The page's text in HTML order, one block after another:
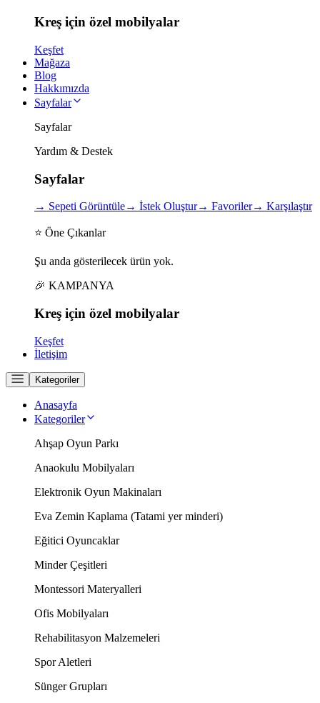
Kreş için özel mobilyalar
Keşfet
Mağaza
Blog
Hakkımızda
Sayfalar
Sayfalar
Yardım & Destek
Sayfalar
→ Sepeti Görüntüle→ İstek Oluştur→ Favoriler→ Karşılaştır
⭐ Öne Çıkanlar
Şu anda gösterilecek ürün yok.
🎉 KAMPANYA
Kreş için özel mobilyalar
Keşfet
İletişim
Kategoriler
Anasayfa
Kategoriler
Ahşap Oyun Parkı
Anaokulu Mobilyaları
Elektronik Oyun Makinaları
Eva Zemin Kaplama (Tatami yer minderi)
Eğitici Oyuncaklar
Minder Çeşitleri
Montessori Materyalleri
Ofis Mobilyaları
Rehabilitasyon Malzemeleri
Spor Aletleri
Sünger Grupları